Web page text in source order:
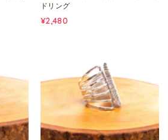
ドリング
¥2,480